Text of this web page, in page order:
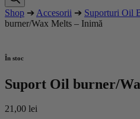
Shop ➔ Accesorii ➔ Suporturi Oil
burner/Wax Melts – Inimă
În stoc
Suport Oil burner/
21,00 lei